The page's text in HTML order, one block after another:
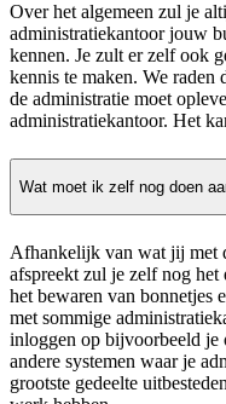
Over het algemeen zul je
administratiekantoor jouw
kennen. Je zult er zelf ook
kennis te maken. We raden
de administratie moet
administratiekantoor. Het
Wat moet ik zelf nog doen
Afhankelijk van wat jij met
afspreekt zul je zelf nog het
het bewaren van bonnetjes
met sommige
inloggen op bijvoorbeeld je
andere systemen waar je
grootste gedeelte